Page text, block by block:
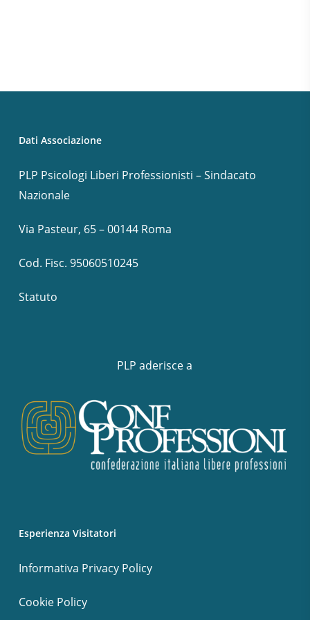
Dati Associazione
PLP Psicologi Liberi Professionisti – Sindacato
Nazionale
Via Pasteur, 65 – 00144 Roma
Cod. Fisc. 95060510245
Statuto
PLP aderisce a
Esperienza Visitatori
Informativa Privacy Policy
Cookie Policy